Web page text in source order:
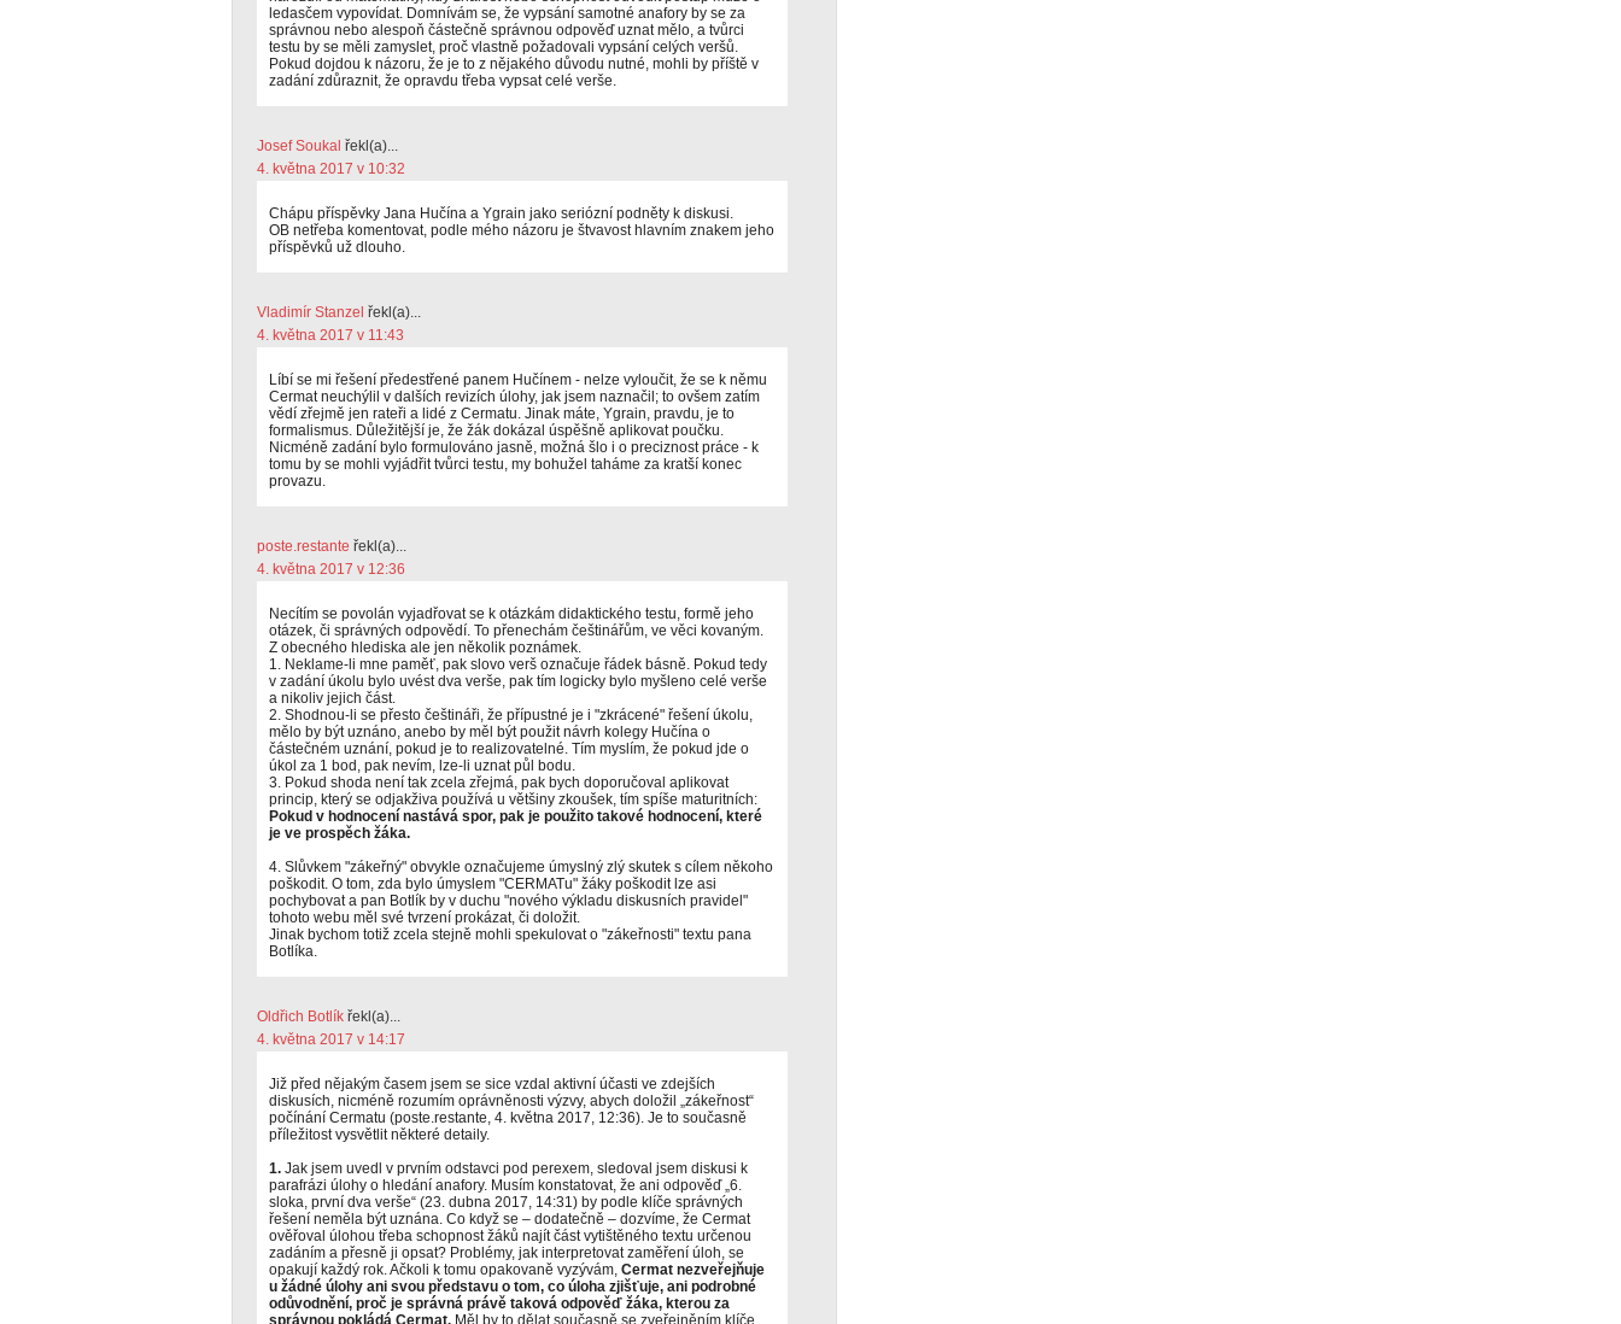
ledasčem vypovídat. Domnívám se, že vypsání samotné anafory by se za
správnou nebo alespoň částečně správnou odpověď uznat mělo, a tvůrci
testu by se měli zamyslet, proč vlastně požadovali vypsání celých veršů.
Pokud dojdou k názoru, že je to z nějakého důvodu nutné, mohli by příště v
zadání zdůraznit, že opravdu třeba vypsat celé verše.
Josef Soukal řekl(a)...
4. května 2017 v 10:32
Chápu příspěvky Jana Hučína a Ygrain jako seriózní podněty k diskusi.
OB netřeba komentovat, podle mého názoru je štvavost hlavním znakem jeho
příspěvků už dlouho.
Vladimír Stanzel řekl(a)...
4. května 2017 v 11:43
Líbí se mi řešení předestřené panem Hučínem - nelze vyloučit, že se k němu
Cermat neuchýlil v dalších revizích úlohy, jak jsem naznačil; to ovšem zatím
vědí zřejmě jen rateři a lidé z Cermatu. Jinak máte, Ygrain, pravdu, je to
formalismus. Důležitější je, že žák dokázal úspěšně aplikovat poučku.
Nicméně zadání bylo formulováno jasně, možná šlo i o preciznost práce - k
tomu by se mohli vyjádřit tvůrci testu, my bohužel taháme za kratší konec
provazu.
poste.restante řekl(a)...
4. května 2017 v 12:36
Necítím se povolán vyjadřovat se k otázkám didaktického testu, formě jeho
otázek, či správných odpovědí. To přenechám češtinářům, ve věci kovaným.
Z obecného hlediska ale jen několik poznámek.
1. Neklame-li mne paměť, pak slovo verš označuje řádek básně. Pokud tedy
v zadání úkolu bylo uvést dva verše, pak tím logicky bylo myšleno celé verše
a nikoliv jejich část.
2. Shodnou-li se přesto češtináři, že přípustné je i "zkrácené" řešení úkolu,
mělo by být uznáno, anebo by měl být použit návrh kolegy Hučína o
částečném uznání, pokud je to realizovatelné. Tím myslím, že pokud jde o
úkol za 1 bod, pak nevím, lze-li uznat půl bodu.
3. Pokud shoda není tak zcela zřejmá, pak bych doporučoval aplikovat
princip, který se odjakživa používá u většiny zkoušek, tím spíše maturitních:
Pokud v hodnocení nastává spor, pak je použito takové hodnocení, které
je ve prospěch žáka.
4. Slůvkem "zákeřný" obvykle označujeme úmyslný zlý skutek s cílem někoho
poškodit. O tom, zda bylo úmyslem "CERMATu" žáky poškodit lze asi
pochybovat a pan Botlík by v duchu "nového výkladu diskusních pravidel"
tohoto webu měl své tvrzení prokázat, či doložit.
Jinak bychom totiž zcela stejně mohli spekulovat o "zákeřnosti" textu pana
Botlíka.
Oldřich Botlík řekl(a)...
4. května 2017 v 14:17
Již před nějakým časem jsem se sice vzdal aktivní účasti ve zdejších
diskusích, nicméně rozumím oprávněnosti výzvy, abych doložil „zákeřnost“
počínání Cermatu (poste.restante, 4. května 2017, 12:36). Je to současně
příležitost vysvětlit některé detaily.
1. Jak jsem uvedl v prvním odstavci pod perexem, sledoval jsem diskusi k
parafrázi úlohy o hledání anafory. Musím konstatovat, že ani odpověď „6.
sloka, první dva verše“ (23. dubna 2017, 14:31) by podle klíče správných
řešení neměla být uznána. Co když se – dodatečně – dozvíme, že Cermat
ověřoval úlohou třeba schopnost žáků najít část vytištěného textu určenou
zadáním a přesně ji opsat? Problémy, jak interpretovat zaměření úloh, se
opakují každý rok. Ačkoli k tomu opakovaně vyzývám, Cermat nezveřejňuje
u žádné úlohy ani svou představu o tom, co úloha zjišťuje, ani podrobné
odůvodnění, proč je správná právě taková odpověď žáka, kterou za
správnou pokládá Cermat. Měl by to dělat současně se zveřejněním klíče